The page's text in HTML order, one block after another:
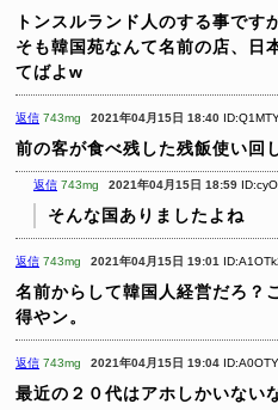
トンスルランド人のする事で
そも韓国苑なんて名前の店、日
てばよw
返信 743mg 2021年04月15日 18:40
前の客が食べ残した残飯使い回
返信 743mg 2021年04月15日 18:59
そんな国ありましたよね
返信 743mg 2021年04月15日 19:01
名前からして韓国人経営だろ？
得やン。
返信 743mg 2021年04月15日 19:04
最近の２０代はアホしかいない